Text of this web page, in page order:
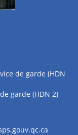
de garde (HDN
garde (HDN 2)